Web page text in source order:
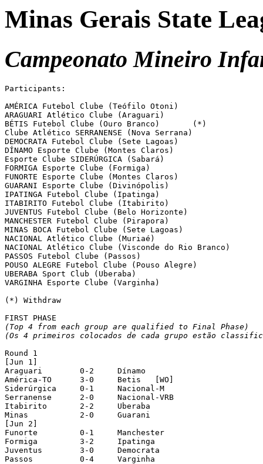
Minas Gerais State
Campeonato Mineiro
Participants:
AMÉRICA Futebol Clube (Teófilo Otoni)
ARAGUARI Atlético Clube (Araguari)
BÉTIS Futebol Clube (Ouro Branco)	(*)
Clube Atlético SERRANENSE (Nova Serrana)
DEMOCRATA Futebol Clube (Sete Lagoas)
DÍNAMO Esporte Clube (Montes Claros)
Esporte Clube SIDERÚRGICA (Sabará)
FORMIGA Esporte Clube (Formiga)
FUNORTE Esporte Clube (Montes Claros)
GUARANI Esporte Clube (Divinópolis)
IPATINGA Futebol Clube (Ipatinga)
ITABIRITO Futebol Clube (Itabirito)
JUVENTUS Futebol Clube (Belo Horizonte)
MANCHESTER Futebol Clube (Pirapora)
MINAS BOCA Futebol Clube (Sete Lagoas)
NACIONAL Atlético Clube (Muriaé)
NACIONAL Atlético Clube (Visconde do Rio Branco)
PASSOS Futebol Clube (Passos)
POUSO ALEGRE Futebol Clube (Pouso Alegre)
UBERABA Sport Club (Uberaba)
VARGINHA Esporte Clube (Varginha)
(*) Withdraw
(Top 4 from each group are qualified to Final Phase)
(Os 4 primeiros colocados de cada grupo estão
Round 1
[Jun 1]
Araguari	0-2	Dínamo
América-TO	3-0	Betis	[WO]
Siderúrgica	0-1	Nacional-M
Serranense	2-0	Nacional-VRB
Itabirito	2-2	Uberaba
Minas		2-0	Guarani
[Jun 2]
Funorte		0-1	Manchester
Formiga		3-2	Ipatinga
Juventus	3-0	Democrata
Passos		0-4	Varginha